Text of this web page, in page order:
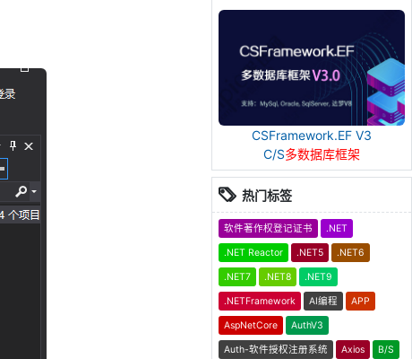
CSFramework.EF V3
C/S多数据库框架
热门标签
软件著作权登记证书 .NET
.NET Reactor .NET5 .NET6
.NET7 .NET8 .NET9
.NETFramework AI编程 APP
AspNetCore AuthV3
Auth-软件授权注册系统 Axios B/S